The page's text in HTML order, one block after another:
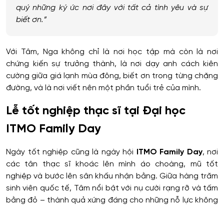
quý những ký ức nơi đây với tất cả tình yêu và sự
biết ơn.”
Với Tâm, Nga không chỉ là nơi học tập mà còn là nơi
chứng kiến sự trưởng thành, là nơi dạy anh cách kiên
cường giữa giá lạnh mùa đông, biết ơn trong từng chặng
đường, và là nơi viết nên một phần tuổi trẻ của mình.
Lễ tốt nghiệp thạc sĩ tại Đại học
ITMO Family Day
Ngày tốt nghiệp cũng là ngày hội ITMO Family Day, nơi
các tân thạc sĩ khoác lên mình áo choàng, mũ tốt
nghiệp và bước lên sân khấu nhận bằng. Giữa hàng trăm
sinh viên quốc tế, Tâm nổi bật với nụ cười rạng rỡ và tấm
bằng đỏ – thành quả xứng đáng cho những nỗ lực không